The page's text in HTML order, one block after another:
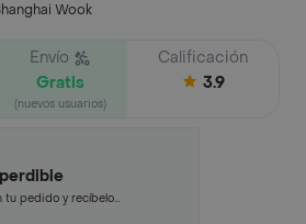
Wook
Envío
Gratis
(nuevos usuarios)
Calificación
3.9
tu pedido y recíbelo